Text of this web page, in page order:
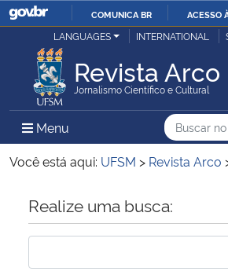
IR
O
COMUNICA BR ACESSO
Ministério da Justiça e Segurança Pública
Ministério da Defesa
Ministério das Relações Exteriores
Ministério da Economia
Ministério da Infraestrutura
LANGUAGES INTERNATIONAL
Revista Arco
Jornalismo Científico e Cultural
Menu Menu Principal do Sítio
Busca
Busca:
Você está aqui: UFSM > Revista Arco
Início do conteúdo
Realize uma busca: